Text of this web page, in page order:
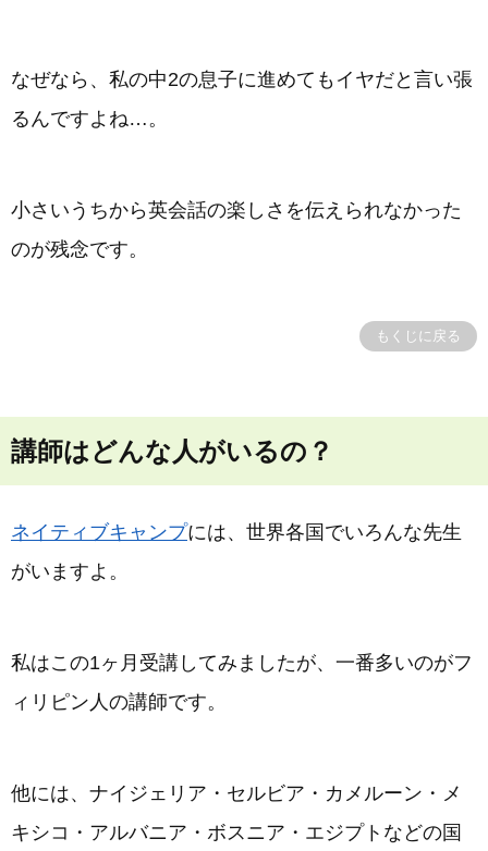
なぜなら、私の中2の息子に進めてもイヤだと言い張
るんですよね…。
小さいうちから英会話の楽しさを伝えられなかった
のが残念です。
もくじに戻る
講師はどんな人がいるの？
ネイティブキャンプには、世界各国でいろんな先生
がいますよ。
私はこの1ヶ月受講してみましたが、一番多いのがフ
ィリピン人の講師です。
他には、ナイジェリア・セルビア・カメルーン・メ
キシコ・アルバニア・ボスニア・エジプトなどの国